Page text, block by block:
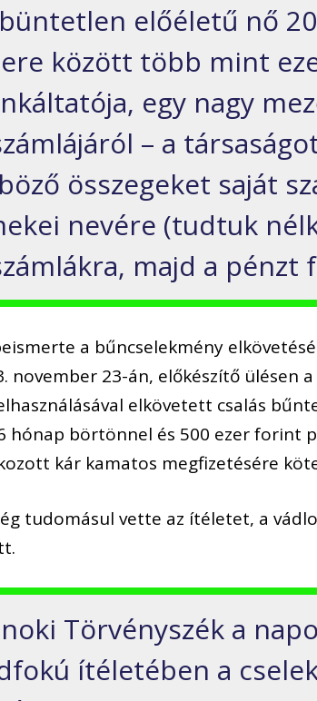
előéletű nő
között több mint
egy nagy
– a
összegeket saját
nevére (tudtuk
majd a pénzt
a bűncselekmény
november 23-án, előkészítő ülésen
elkövetett csalás
hónap börtönnel és 500 ezer forint
kár kamatos megfizetésére
tudomásul vette az ítéletet, a
Törvényszék a
ítéletében a